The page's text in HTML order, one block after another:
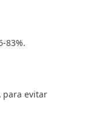
83%.
para evitar